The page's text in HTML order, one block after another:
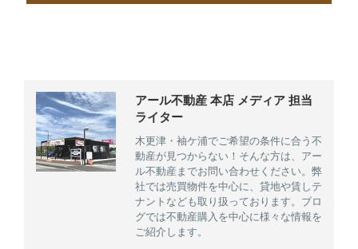
アール不動産 本店 メディア 担当
ライター
木更津・袖ケ浦でご希望の条件に合う不
動産が見つからない！そんな方は、アー
ル不動産までお問い合わせください。弊
社では売買物件を中心に、貸地や賃しテ
ナントなども取り扱っております。ブロ
グでは不動産購入を中心に様々な情報を
ご紹介します。